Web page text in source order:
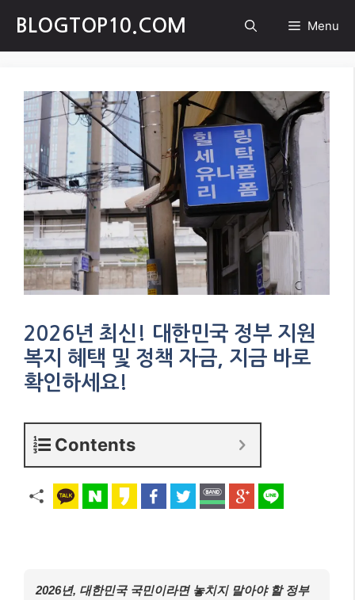
content
BLOGTOP10.COM Menu
2026년 최신! 대한민국 정부 지원
복지 혜택 및 정책 자금, 지금 바로
확인하세요!
Contents
2026년, 대한민국 국민이라면 놓치지 말아야 할 정부